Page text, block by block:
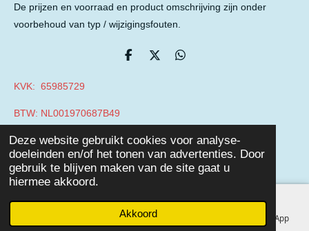
Deze website gebruikt cookies voor analyse-
doeleinden en/of het tonen van advertenties. Door
gebruik te blijven maken van de site gaat u
hiermee akkoord.
Akkoord
De prijzen en voorraad en product omschrijving zijn onder
voorbehoud van typ / wijzigingsfouten.
D
D
D
KVK: 65985729
BTW: NL001970687B49
Powered by JouwWeb
Telefoonnummer WhatsApp